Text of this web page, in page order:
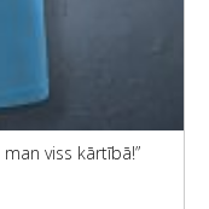
viss kārtībā!”